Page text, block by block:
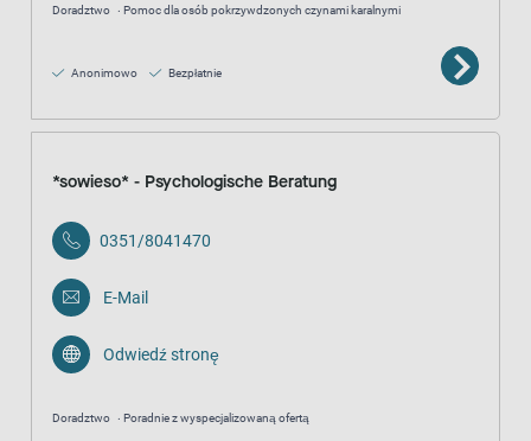
Doradztwo Pomoc dla osób pokrzywdzonych czynami karalnymi
Anonimowo Bezpłatnie
*sowieso* - Psychologische Beratung
0351/8041470
E-Mail
Odwiedź stronę
Doradztwo Poradnie z wyspecjalizowaną ofertą